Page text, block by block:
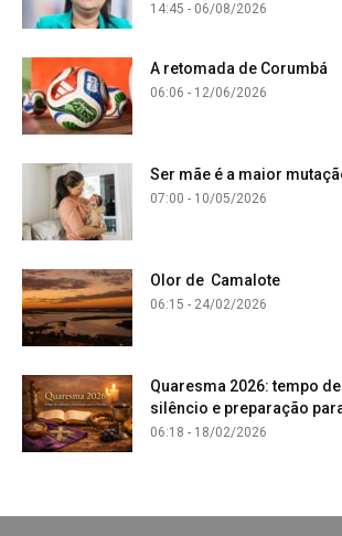
14:45 - 06/08/2026
A retomada de Corumbá
06:06 - 12/06/2026
Ser mãe é a maior
07:00 - 10/05/2026
Olor de Camalote
06:15 - 24/02/2026
Quaresma 2026: tempo
silêncio e preparação
06:18 - 18/02/2026